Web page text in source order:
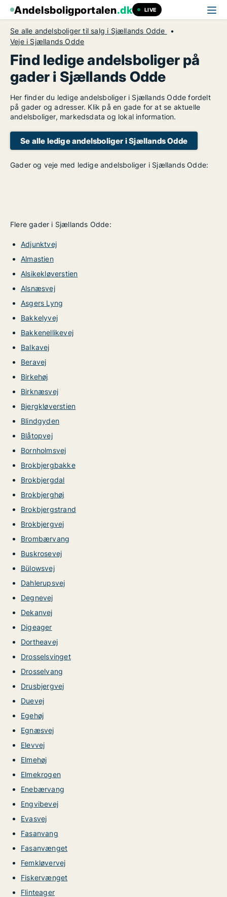
Andelsboligportalen.dk LIVE
Se alle andelsboliger til salg i Sjællands Odde
Veje i Sjællands Odde
Find ledige andelsboliger på
gader i Sjællands Odde
Her finder du ledige andelsboliger i Sjællands Odde fordelt
på gader og adresser. Klik på en gade for at se aktuelle
andelsboliger, markedsdata og lokal information.
Se alle ledige andelsboliger i Sjællands Odde
Gader og veje med ledige andelsboliger i Sjællands Odde:
Flere gader i Sjællands Odde:
Adjunktvej
Almastien
Alsikekløverstien
Alsnæsvej
Asgers Lyng
Bakkelyvej
Bakkenellikevej
Balkavej
Beravej
Birkehøj
Birknæsvej
Bjergkløverstien
Blindgyden
Blåtopvej
Bornholmsvej
Brokbjergbakke
Brokbjergdal
Brokbjerghøj
Brokbjergstrand
Brokbjergvej
Brombærvang
Buskrosevej
Bülowsvej
Dahlerupsvej
Degnevej
Dekanvej
Digeager
Dortheavej
Drosselsvinget
Drosselvang
Drusbjergvej
Duevej
Egehøj
Egnæsvej
Elevvej
Elmehøj
Elmekrogen
Enebærvang
Engvibevej
Evasvej
Fasanvang
Fasanvænget
Femkløvervej
Fiskervænget
Flinteager